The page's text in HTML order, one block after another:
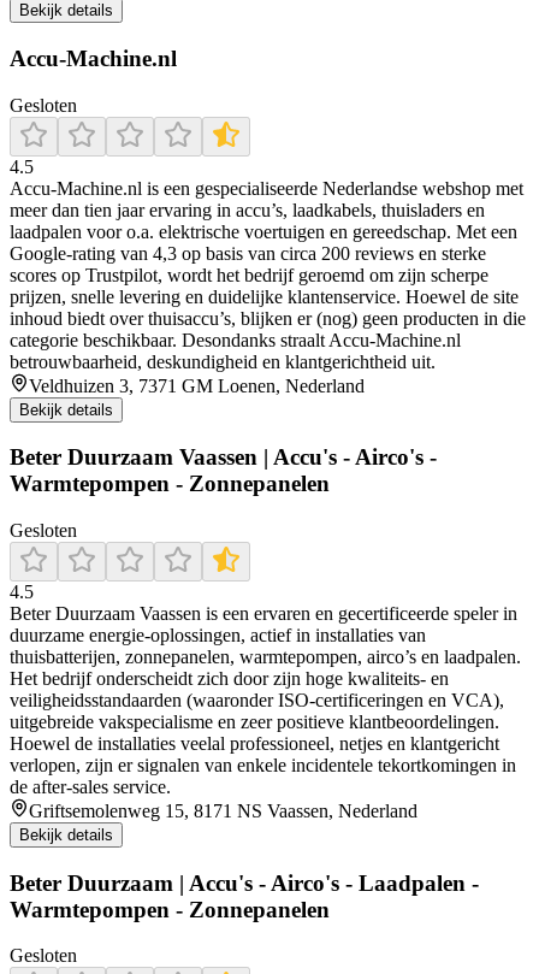
Bekijk details
Accu-Machine.nl
Gesloten
4.5
Accu‑Machine.nl is een gespecialiseerde Nederlandse webshop met
meer dan tien jaar ervaring in accu’s, laadkabels, thuisladers en
laadpalen voor o.a. elektrische voertuigen en gereedschap. Met een
Google‑rating van 4,3 op basis van circa 200 reviews en sterke
scores op Trustpilot, wordt het bedrijf geroemd om zijn scherpe
prijzen, snelle levering en duidelijke klantenservice. Hoewel de site
inhoud biedt over thuisaccu’s, blijken er (nog) geen producten in die
categorie beschikbaar. Desondanks straalt Accu‑Machine.nl
betrouwbaarheid, deskundigheid en klantgerichtheid uit.
Veldhuizen 3, 7371 GM Loenen, Nederland
Bekijk details
Beter Duurzaam Vaassen | Accu's - Airco's -
Warmtepompen - Zonnepanelen
Gesloten
4.5
Beter Duurzaam Vaassen is een ervaren en gecertificeerde speler in
duurzame energie-oplossingen, actief in installaties van
thuisbatterijen, zonnepanelen, warmtepompen, airco’s en laadpalen.
Het bedrijf onderscheidt zich door zijn hoge kwaliteits- en
veiligheidsstandaarden (waaronder ISO‑certificeringen en VCA),
uitgebreide vakspecialisme en zeer positieve klantbeoordelingen.
Hoewel de installaties veelal professioneel, netjes en klantgericht
verlopen, zijn er signalen van enkele incidentele tekortkomingen in
de after‑sales service.
Griftsemolenweg 15, 8171 NS Vaassen, Nederland
Bekijk details
Beter Duurzaam | Accu's - Airco's - Laadpalen -
Warmtepompen - Zonnepanelen
Gesloten